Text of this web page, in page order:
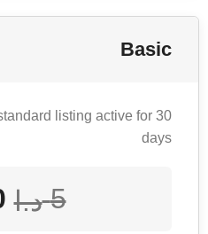
Basic
listing active for 30
days
5 د.ا